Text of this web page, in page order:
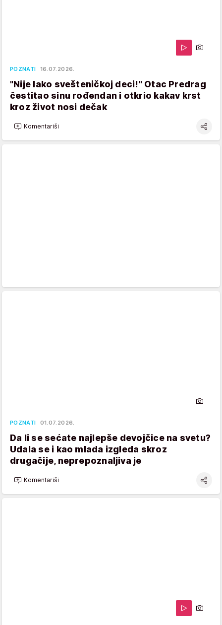
POZNATI 16.07.2026.
"Nije lako svešteničkoj deci!" Otac Predrag
čestitao sinu rođendan i otkrio kakav krst
kroz život nosi dečak
Komentariši
POZNATI 01.07.2026.
Da li se sećate najlepše devojčice na svetu?
Udala se i kao mlada izgleda skroz
drugačije, neprepoznaljiva je
Komentariši